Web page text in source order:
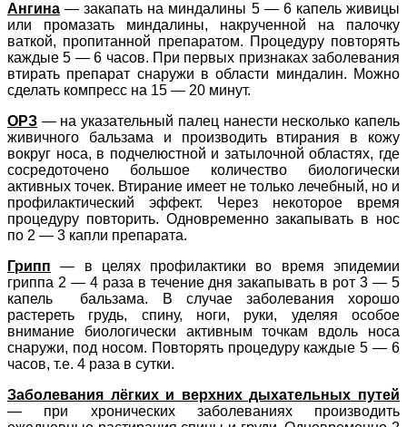
Ангина — закапать на миндалины 5 — 6 капель живицы
или промазать миндалины, накрученной на палочку
ваткой, пропитанной препаратом. Процедуру повторять
каждые 5 — 6 часов. При первых признаках заболевания
втирать препарат снаружи в области миндалин. Можно
сделать компресс на 15 — 20 минут.
ОРЗ — на указательный палец нанести несколько капель
живичного бальзама и производить втирания в кожу
вокруг носа, в подчелюстной и затылочной областях, где
сосредоточено большое количество биологически
активных точек. Втирание имеет не только лечебный, но и
профилактический эффект. Через некоторое время
процедуру повторить. Одновременно закапывать в нос
по 2 — 3 капли препарата.
Грипп — в целях профилактики во время эпидемии
гриппа 2 — 4 раза в течение дня закапывать в рот 3 — 5
капель бальзама. В случае заболевания хорошо
растереть грудь, спину, ноги, руки, уделяя особое
внимание биологически активным точкам вдоль носа
снаружи, под носом. Повторять процедуру каждые 5 — 6
часов, т.е. 4 раза в сутки.
Заболевания лёгких и верхних дыхательных путей
— при хронических заболеваниях производить